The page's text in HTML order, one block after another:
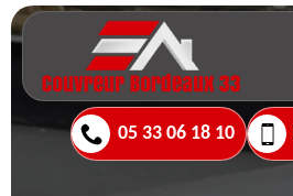
05 33 06 18 10